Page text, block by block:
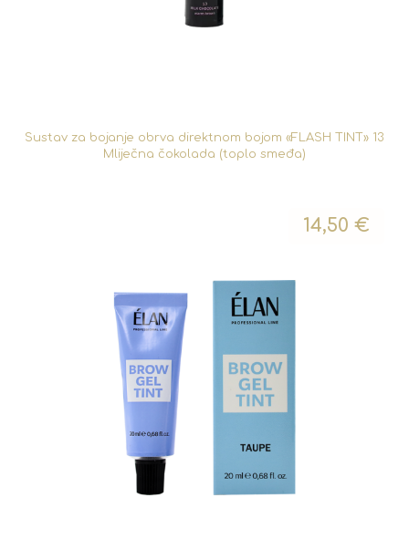
Sustav za bojanje obrva direktnom bojom «FLASH TINT» 13
Mliječna čokolada (toplo smeđa)
14,50 €